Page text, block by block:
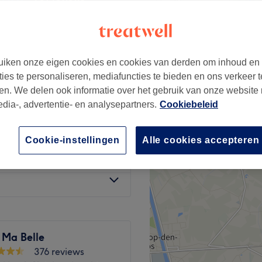
€55
€85
Belle
376 reviews
onze eigen cookies en cookies van derden om inhoud en
te personaliseren, mediafuncties te bieden en ons verkeer
We delen ook informatie over het gebruik van onze website
, advertentie- en analysepartners. Cookiebeleid
Alle cookies accepteren
Cookie-instellingen